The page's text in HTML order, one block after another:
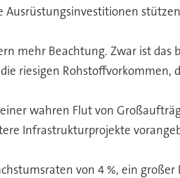
mehr Beachtung. Zwar ist das
riesigen Rohstoffvorkommen,
wahren Flut von
Infrastrukturprojekte
von 4 %, ein